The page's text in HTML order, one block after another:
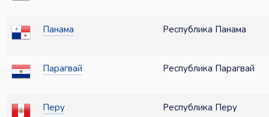
Панама Республика Панама
Парагвай Республика Парагвай
Перу Республика Перу